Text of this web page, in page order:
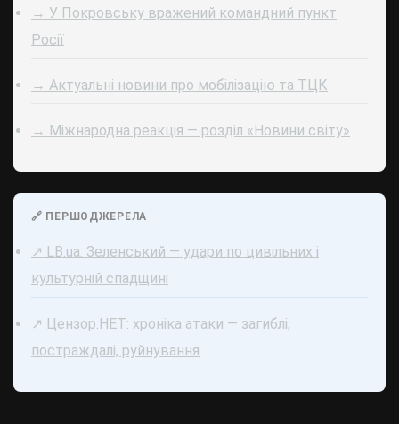
→ У Покровську вражений командний пункт
Росії
→ Актуальні новини про мобілізацію та ТЦК
→ Міжнародна реакція — розділ «Новини світу»
🔗 ПЕРШОДЖЕРЕЛА
↗ LB.ua: Зеленський — удари по цивільних і
культурній спадщині
↗ Цензор.НЕТ: хроніка атаки — загиблі,
постраждалі, руйнування